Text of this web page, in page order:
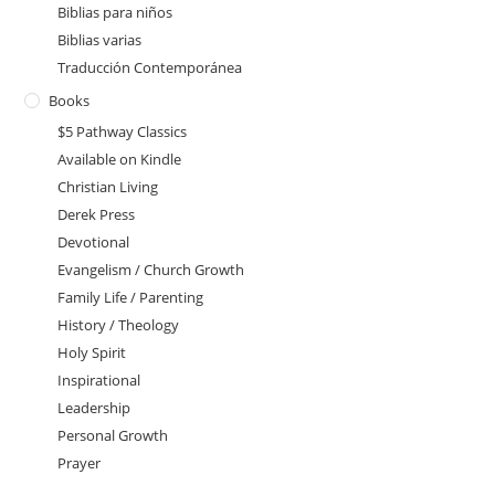
Biblias para niños
Biblias varias
Traducción Contemporánea
Books
$5 Pathway Classics
Available on Kindle
Christian Living
Derek Press
Devotional
Evangelism / Church Growth
Family Life / Parenting
History / Theology
Holy Spirit
Inspirational
Leadership
Personal Growth
Prayer